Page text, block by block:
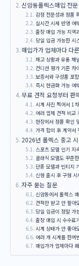
신암동롤렉스매입 전
감정 전문성과 정품
실시간 시세 반영 여
출장 매입 가능 지역
당일 입금 가능한 시
매입가가 업체마다 다
재고 상황과 유통 채
컨디션 평가 기준 차
보증서와 구성품 포
즉시 현금화 가능 여
무료 견적 요청부터 판
시계 사진 찍어서 1
여러 업체 견적 비교
현장에서 정품 확인
가격 합의 후 계약서
2026년 롤렉스 중고
스포츠 모델 인기 지
클래식 모델도 꾸준
단종 모델과 빈티지
신형 출시 후 구형 시
자주 묻는 질문
신암동에서 롤렉스
견적만 받고 안 팔아
당일 입금이 정말 가
출장 매입 시 수수료
시계 상태가 안 좋아
여러 개 시계를 한꺼
매입가가 업체마다